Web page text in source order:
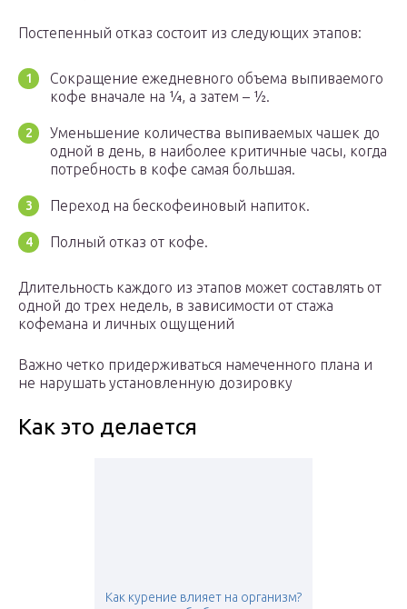
Постепенный отказ состоит из следующих этапов:
Сокращение ежедневного объема выпиваемого
кофе вначале на ¼, а затем – ½.
Уменьшение количества выпиваемых чашек до
одной в день, в наиболее критичные часы, когда
потребность в кофе самая большая.
Переход на бескофеиновый напиток.
Полный отказ от кофе.
Длительность каждого из этапов может составлять от
одной до трех недель, в зависимости от стажа
кофемана и личных ощущений
Важно четко придерживаться намеченного плана и
не нарушать установленную дозировку
Как это делается
Как курение влияет на организм?